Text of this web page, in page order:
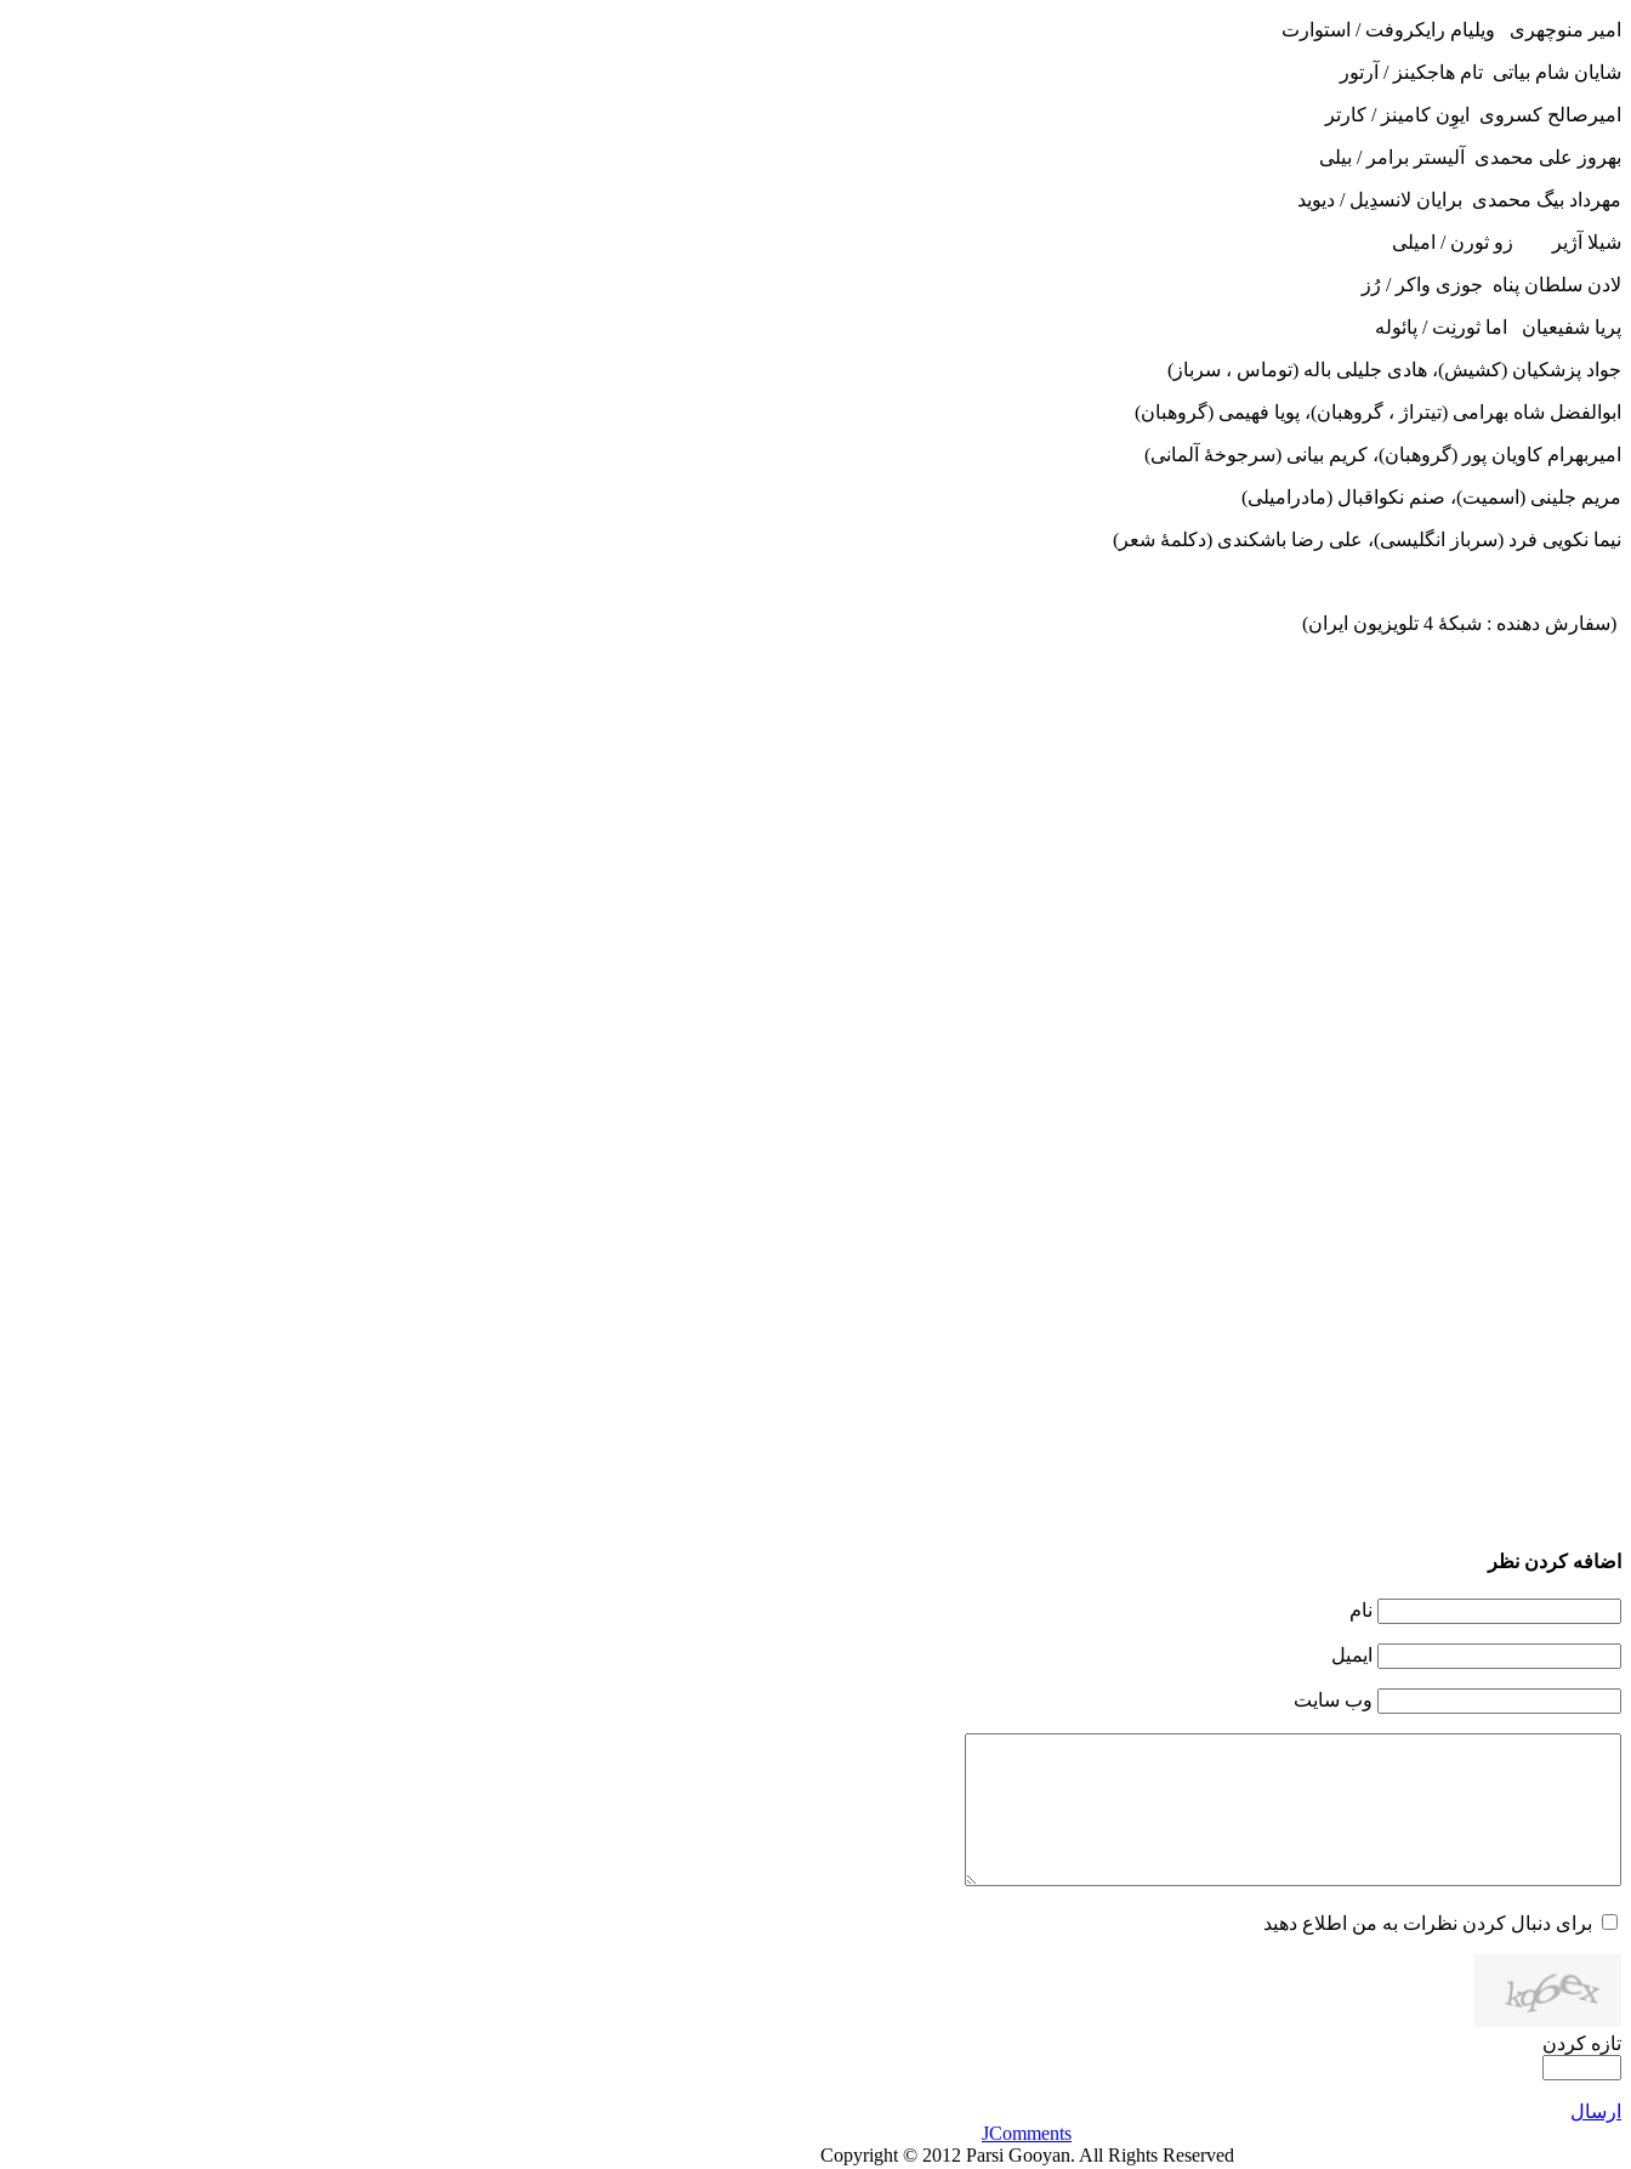
امیر منوچهری ویلیام رایکروفت / استوارت
شایان شام بیاتی تام هاجکینز / آرتور
امیرصالح کسروی ایوِن کامینز / کارتر
بهروز علی محمدی آلیستر برامر / بیلی
مهرداد بیگ محمدی برایان لانسدِیل / دیوید
شیلا آژیر زو ثورن / امیلی
لادن سلطان پناه جوزی واکر / رُز
پریا شفیعیان اما ثورنِت / پائوله
جواد پزشکیان (کشیش)، هادی جلیلی باله (توماس ، سرباز)
ابوالفضل شاه بهرامی (تیتراژ ، گروهبان)، پویا فهیمی (گروهبان)
امیربهرام کاویان پور (گروهبان)، کریم بیانی (سرجوخۀ آلمانی)
مریم جلینی (اسمیت)، صنم نکواقبال (مادرامیلی)
نیما نکویی فرد (سرباز انگلیسی)، علی رضا باشکندی (دکلمۀ شعر)
(سفارش دهنده : شبکۀ 4 تلویزیون ایران)
اضافه کردن نظر
نام
ایمیل
وب سایت
برای دنبال کردن نظرات به من اطلاع دهید
تازه کردن
ارسال
JComments
Copyright © 2012 Parsi Gooyan. All Rights Reserved